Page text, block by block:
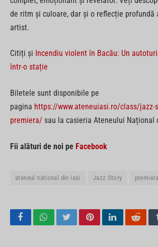
de ritm și culoare, dar și o reflecție profundă
artist.
Citiți și Incendiu violent în Bacău: Un
într-o stație
Biletele sunt disponibile pe
pagina https://www.ateneuiasi.ro/class/jazz-
premiera/ sau la casieria Ateneului Național
Fii alături de noi pe Facebook
ateneul national din iasi Jazz Story premiera
FacebookWhatsApp
TwitterPinterestLinkedIn